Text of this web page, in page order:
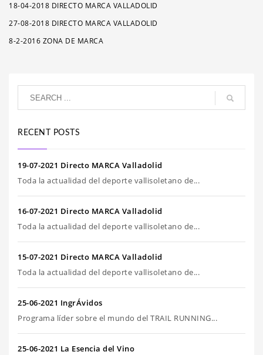
18-04-2018 DIRECTO MARCA VALLADOLID
27-08-2018 DIRECTO MARCA VALLADOLID
8-2-2016 ZONA DE MARCA
RECENT POSTS
19-07-2021 Directo MARCA Valladolid
Toda la actualidad del deporte vallisoletano de...
16-07-2021 Directo MARCA Valladolid
Toda la actualidad del deporte vallisoletano de...
15-07-2021 Directo MARCA Valladolid
Toda la actualidad del deporte vallisoletano de...
25-06-2021 IngrÁvidos
Programa líder sobre el mundo del TRAIL RUNNING...
25-06-2021 La Esencia del Vino